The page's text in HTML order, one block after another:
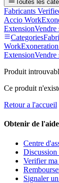
Toutes les
Fabricants
Accio Work
ExtensionVendre
Categories
Work
ExtensionVendre
Produit
Ce produit
Retour a l'accueil
Obtenir de l'aide
Centre
Discussion
Verifier ma
Signaler